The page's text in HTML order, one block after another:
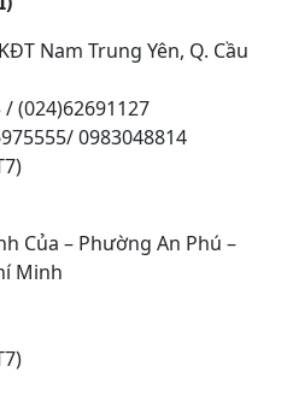
Nam Trung Yên, Q. Cầu
(024)62691127
0983048814
Của – Phường An Phú –
Minh